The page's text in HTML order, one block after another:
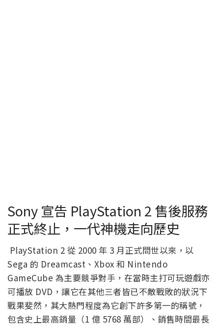
Sony 宣告 PlayStation 2 售後服務
正式終止，一代神機走向歷史
PlayStation 2 從 2000 年 3 月正式問世以來，以
Sega 的 Dreamcast、Xbox 和 Nintendo
GameCube 為主要競爭對手，在當時主打可玩遊戲亦
可播放 DVD，讓它在其他三者皆已不敵戰敗的狀況下
戰果斐然，其大熱門程度為它創下許多第一的稱號，
包含史上最高銷量（1 億 5768 萬部）、銷售時間最長